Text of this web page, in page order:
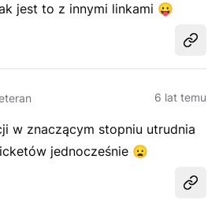
jest to z innymi linkami 😛
6 lat temu
w znaczącym stopniu utrudnia
jednocześnie 😦